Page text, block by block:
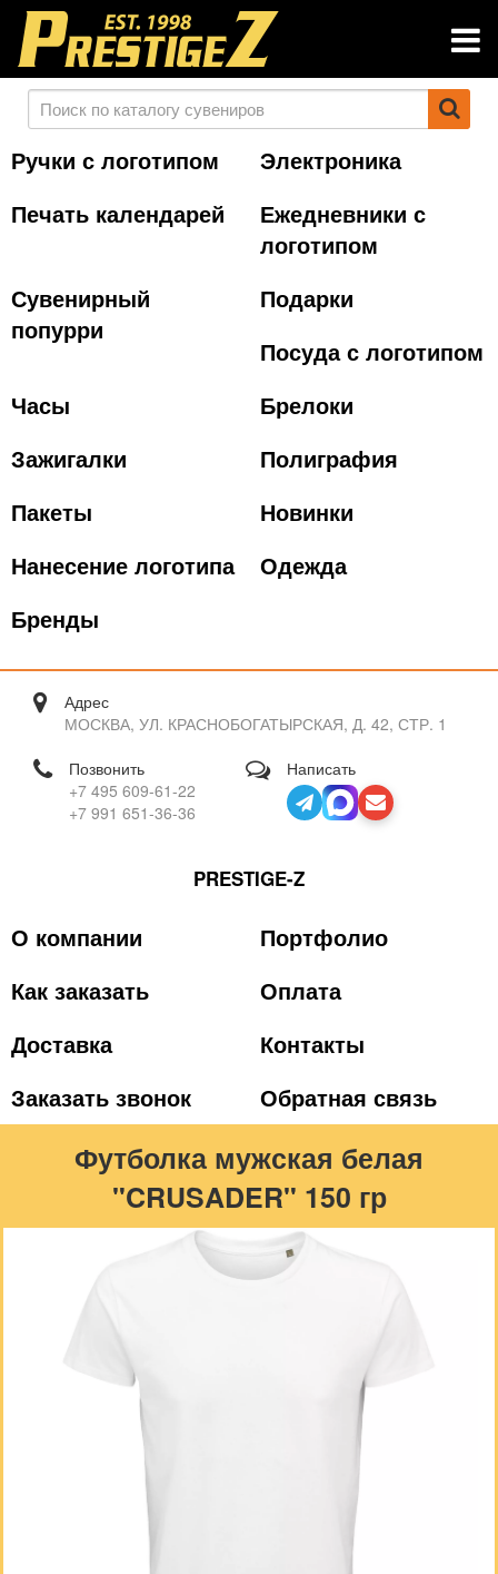
Ручки с логотипом
Электроника
Печать календарей
Ежедневники с
логотипом
Сувенирный
попурри
Подарки
Посуда с логотипом
Часы
Брелоки
Зажигалки
Полиграфия
Пакеты
Новинки
Нанесение логотипа
Одежда
Бренды
Адрес
МОСКВА, УЛ. КРАСНОБОГАТЫРСКАЯ, Д. 42, СТР. 1
Позвонить
+7 495 609-61-22
+7 991 651-36-36
Написать
PRESTIGE-Z
О компании
Портфолио
Как заказать
Оплата
Доставка
Контакты
Заказать звонок
Обратная связь
Футболка мужская белая
"CRUSADER" 150 гр